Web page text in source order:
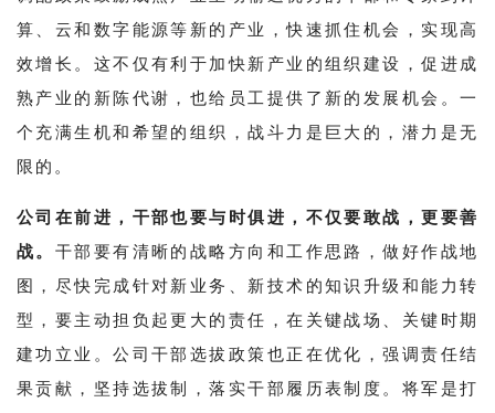
算、云和数字能源等新的产业，快速抓住机会，实现高
效增长。这不仅有利于加快新产业的组织建设，促进成
熟产业的新陈代谢，也给员工提供了新的发展机会。一
个充满生机和希望的组织，战斗力是巨大的，潜力是无
限的。
公司在前进，干部也要与时俱进，不仅要敢战，更要善
战。 干部要有清晰的战略方向和工作思路，做好作战地
图，尽快完成针对新业务、新技术的知识升级和能力转
型，要主动担负起更大的责任，在关键战场、关键时期
建功立业。公司干部选拔政策也正在优化，强调责任结
果贡献，坚持选拔制，落实干部履历表制度。将军是打